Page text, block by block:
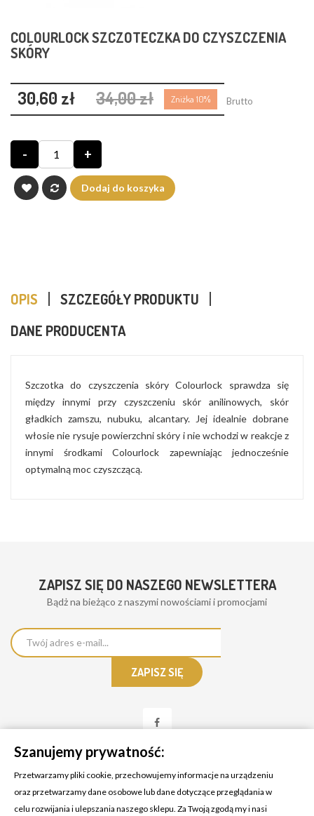
COLOURLOCK SZCZOTECZKA DO CZYSZCZENIA
SKÓRY
30,60 zł 34,00 zł Zniżka 10% Brutto
- +
Dodaj do koszyka
OPIS
SZCZEGÓŁY PRODUKTU
DANE PRODUCENTA
Szczotka do czyszczenia skóry Colourlock sprawdza się
między innymi przy czyszczeniu skór anilinowych, skór
gładkich zamszu, nubuku, alcantary. Jej idealnie dobrane
włosie nie rysuje powierzchni skóry i nie wchodzi w reakcje z
innymi środkami Colourlock zapewniając jednocześnie
optymalną moc czyszczącą.
ZAPISZ SIĘ DO NASZEGO NEWSLETTERA
Bądż na bieżąco z naszymi nowościami i promocjami
Szanujemy prywatność:
Przetwarzamy pliki cookie, przechowujemy informacje na urządzeniu
oraz przetwarzamy dane osobowe lub dane dotyczące przeglądania w
celu rozwijania i ulepszania naszego sklepu. Za Twoją zgodą my i nasi